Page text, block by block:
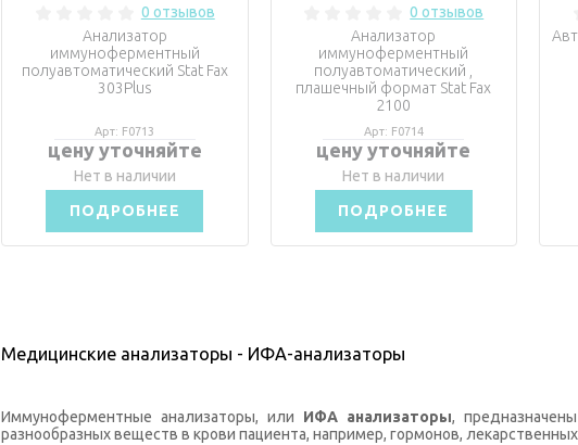
0 отзывов
Анализатор
иммуноферментный
полуавтоматический Stat Fax
303Plus
Арт: F0713
цену уточняйте
Нет в наличии
ПОДРОБНЕЕ
0 отзывов
Анализатор
иммуноферментный
полуавтоматический ,
плашечный формат Stat Fax
2100
Арт: F0714
цену уточняйте
Нет в наличии
ПОДРОБНЕЕ
Медицинские анализаторы - ИФА-анализаторы
Иммуноферментные анализаторы, или ИФА анализаторы,
разнообразных веществ в крови пациента, например, гормонов,